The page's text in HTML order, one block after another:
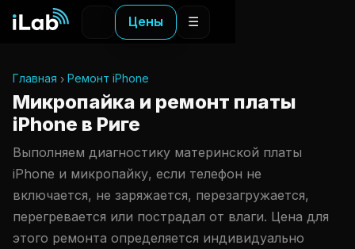
Цены ☰
Главная Ремонт iPhone
Микропайка и ремонт платы
iPhone в Риге
Выполняем диагностику материнской платы
iPhone и микропайку, если телефон не
включается, не заряжается, перезагружается,
перегревается или пострадал от влаги. Цена для
этого ремонта определяется индивидуально